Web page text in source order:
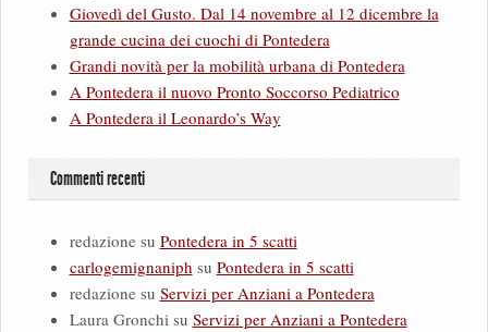
Giovedì del Gusto. Dal 14 novembre al 12 dicembre la
grande cucina dei cuochi di Pontedera
Grandi novità per la mobilità urbana di Pontedera
A Pontedera il nuovo Pronto Soccorso Pediatrico
A Pontedera il Leonardo’s Way
Commenti recenti
redazionesu Pontedera in 5 scatti
carlogemignaniph su Pontedera in 5 scatti
redazionesu Servizi per Anziani a Pontedera
Laura Gronchisu Servizi per Anziani a Pontedera